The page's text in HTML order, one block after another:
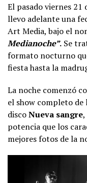
El pasado viernes 21
llevo adelante una
Art Media, bajo el
Medianoche”. Se
formato nocturno
fiesta hasta la
La noche comenzó
el show completo de
discoNueva sangre
potencia que los
mejores fotos de la